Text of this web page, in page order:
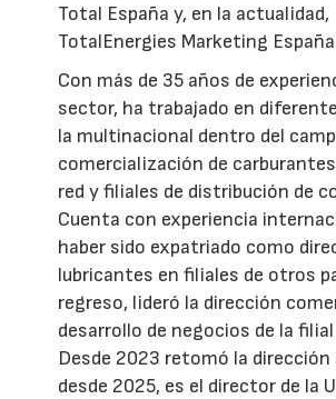
Total España y, en la actualidad,
TotalEnergies Marketing
Con más de 35 años de
sector, ha trabajado en
la multinacional dentro del
comercialización de
red y filiales de distribución de
Cuenta con experiencia
haber sido expatriado como
lubricantes en filiales de otros
regreso, lideró la dirección
desarrollo de negocios de la
Desde 2023 retomó la dirección
desde 2025, es el director de la